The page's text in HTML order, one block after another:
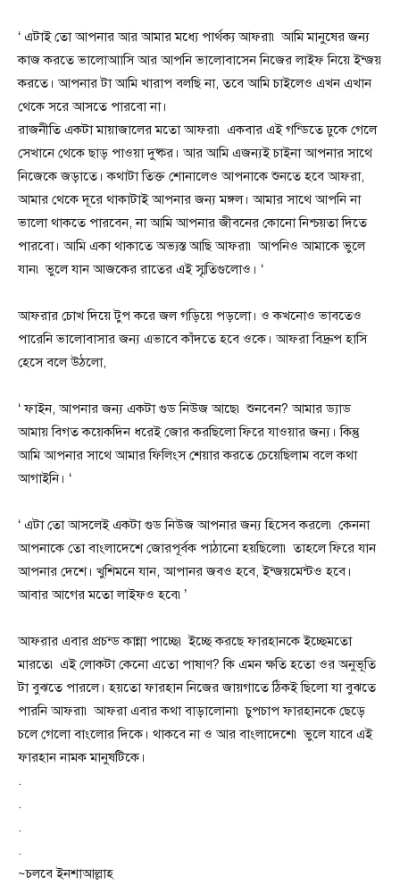
‘ এটাই তো আপনার আর আমার মধ্যে পার্থক্য আফরা৷ আমি মানুষের জন্য
কাজ করতে ভালোআাসি আর আপনি ভালোবাসেন নিজের লাইফ নিয়ে ইন্জয়
করতে। আপনার টা আমি খারাপ বলছি না, তবে আমি চাইলেও এখন এখান
থেকে সরে আসতে পারবো না।
রাজনীতি একটা মায়াজালের মতো আফরা৷ একবার এই গন্ডিতে ঢুকে গেলে
সেখানে থেকে ছাড় পাওয়া দুষ্কর। আর আমি এজন্যই চাইনা আপনার সাথে
নিজেকে জড়াতে। কথাটা তিক্ত শোনালেও আপনাকে শুনতে হবে আফরা,
আমার থেকে দূরে থাকাটাই আপনার জন্য মঙ্গল। আমার সাথে আপনি না
ভালো থাকতে পারবেন, না আমি আপনার জীবনের কোনো নিশ্চয়তা দিতে
পারবো। আমি একা থাকাতে অভ্যস্ত আছি আফরা৷ আপনিও আমাকে ভুলে
যান৷ ভুলে যান আজকের রাতের এই স্মৃতিগুলোও। ‘
আফরার চোখ দিয়ে টুপ করে জল গড়িয়ে পড়লো। ও কখনোও ভাবতেও
পারেনি ভালোবাসার জন্য এভাবে কাঁদতে হবে ওকে। আফরা বিদ্রুপ হাসি
হেসে বলে উঠলো,
‘ ফাইন, আপনার জন্য একটা গুড নিউজ আছে৷ শুনবেন? আমার ড্যাড
আমায় বিগত কয়েকদিন ধরেই জোর করছিলো ফিরে যাওয়ার জন্য। কিন্তু
আমি আপনার সাথে আমার ফিলিংস শেয়ার করতে চেয়েছিলাম বলে কথা
আগাইনি। ‘
‘ এটা তো আসলেই একটা গুড নিউজ আপনার জন্য হিসেব করলে৷ কেননা
আপনাকে তো বাংলাদেশে জোরপূর্বক পাঠানো হয়ছিলো৷ তাহলে ফিরে যান
আপনার দেশে। খুশিমনে যান, আপানর জবও হবে, ইন্জয়মেন্টও হবে।
আবার আগের মতো লাইফও হবে৷’
আফরার এবার প্রচন্ড কান্না পাচ্ছে৷ ইচ্ছে করছে ফারহানকে ইচ্ছেমতো
মারতে৷ এই লোকটা কেনো এতো পাষাণ? কি এমন ক্ষতি হতো ওর অনুভূতি
টা বুঝতে পারলে। হয়তো ফারহান নিজের জায়গাতে ঠিকই ছিলো যা বুঝতে
পারনি আফরা৷ আফরা এবার কথা বাড়ালোনা৷ চুপচাপ ফারহানকে ছেড়ে
চলে গেলো বাংলোর দিকে। থাকবে না ও আর বাংলাদেশে৷ ভুলে যাবে এই
ফারহান নামক মানুষটিকে।
.
.
.
.
~চলবে ইনশাআল্লাহ